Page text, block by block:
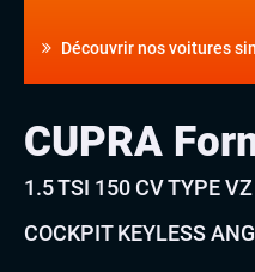
Découvrir nos voitures
CUPRA
1.5 TSI 150 CV TYPE
COCKPIT KEYLESS